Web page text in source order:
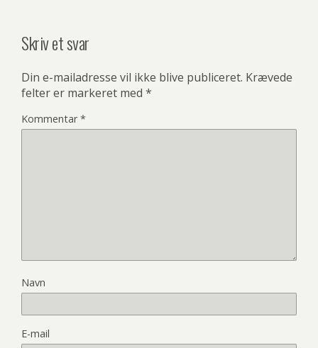
Skriv et svar
Din e-mailadresse vil ikke blive publiceret. Krævede
felter er markeret med *
Kommentar*
Navn
E-mail